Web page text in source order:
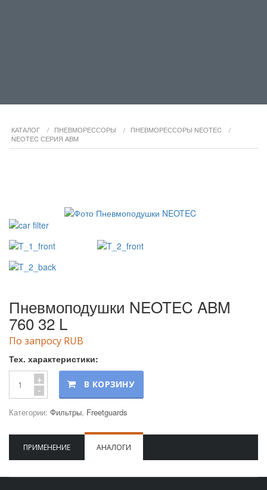
КАТАЛОГ / ПНЕВМОРЕССОРЫ / ПНЕВМОРЕССОРЫ NEOTEC /
NEOTEC СЕРИЯ ABM
Пневмоподушки NEOTEC ABM
760 32 L
По запросу RUB
Тех. характеристики:
+
- В КОРЗИНУ
Категории: Фильтры, Freetguards
ПРИМЕНЕНИЕ АНАЛОГИ